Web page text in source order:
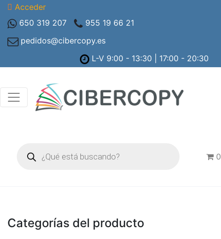
Acceder
650 319 207
955 19 66 21
pedidos@cibercopy.es
L-V 9:00 - 13:30 | 17:00 - 20:30
productos
0
Categorías del producto